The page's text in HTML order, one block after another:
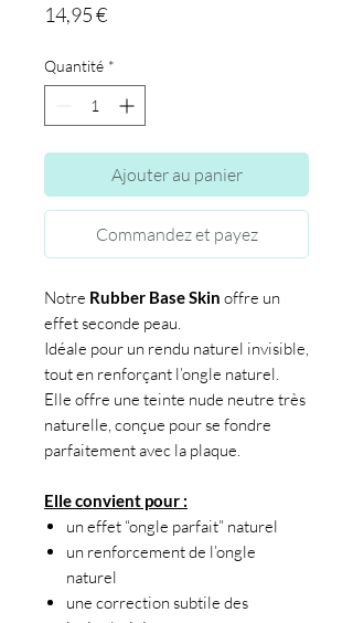
14,95 €Prix
Quantité *
Ajouter au panier
Commandez et payez
Notre Rubber Base Skin offre un
effet seconde peau.
Idéale pour un rendu naturel invisible,
tout en renforçant l’ongle naturel.
Elle offre une teinte nude neutre très
naturelle, conçue pour se fondre
parfaitement avec la plaque.
Elle convient pour :
un effet “ongle parfait” naturel
un renforcement de l’ongle
naturel
une correction subtile des